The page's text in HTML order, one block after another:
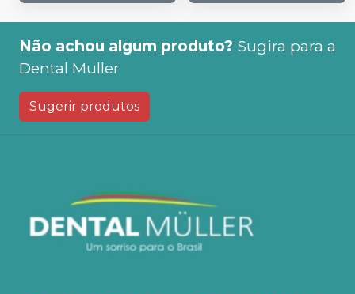
Não achou algum produto? Sugira para a
Dental Muller
Sugerir produtos